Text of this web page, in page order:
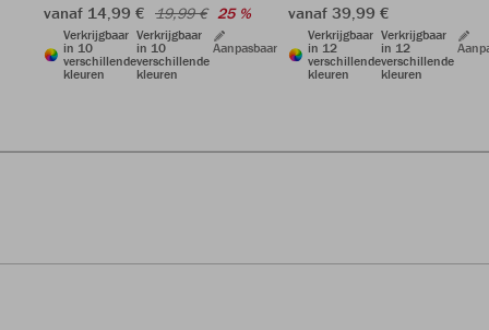
vanaf 14,99 € 19,99 € 25 %
Verkrijgbaar
in 10
verschillende
kleuren
Verkrijgbaar
in 10
verschillende
kleuren
Aanpasbaar
vanaf 39,99 €
Verkrijgbaar
in 12
verschillende
kleuren
Verkrijgbaar
in 12
verschillende
kleuren